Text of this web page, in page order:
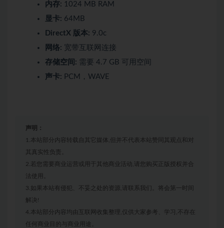
内存: 1024 MB RAM
显卡: 64MB
DirectX 版本: 9.0c
网络: 宽带互联网连接
存储空间: 需要 4.7 GB 可用空间
声卡: PCM，WAVE
声明：
1.本站部分内容转载自其它媒体,但并不代表本站赞同其观点和对
其真实性负责。
2.若您需要商业运营或用于其他商业活动,请您购买正版授权并合
法使用。
3.如果本站有侵犯、不妥之处的资源,请联系我们。将会第一时间
解决!
4.本站部分内容均由互联网收集整理,仅供大家参考、学习,不存在
任何商业目的与商业用途。